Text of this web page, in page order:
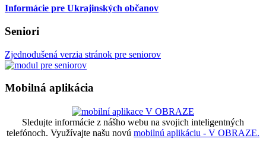
Informácie pre Ukrajinských občanov
Seniori
Zjednodušená verzia stránok pre seniorov
Mobilná aplikácia
Sledujte informácie z nášho webu na svojich inteligentných
telefónoch. Využívajte našu novú mobilnú aplikáciu - V OBRAZE.